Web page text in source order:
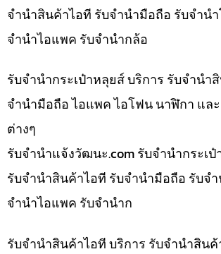
จำนำสินค้าไอที รับจำนำมือถือ รับจำน
จำนำไอแพค รับจำนำกล้อ
รับจำนำกระเป๋าหลุยส์ บริการ รับจำนำ
จำนำมือถือ ไอแพค ไอโฟน นาฬิกา แล
ต่างๆ
รับจํานําแจ้งวัฒนะ.com รับจำนำกระเ
รับจำนำสินค้าไอที รับจำนำมือถือ รับจ
จำนำไอแพค รับจำนำก
รับจำนำสินค้าไอที บริการ รับจำนำสิน